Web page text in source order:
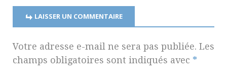
LAISSER UN COMMENTAIRE
Votre adresse e-mail ne sera pas publiée. Les
champs obligatoires sont indiqués avec *